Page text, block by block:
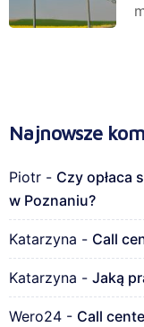
Najnowsze
Piotr - Czy opłaca
w Poznaniu?
Katarzyna - Call
Katarzyna - Jaką
Wero24 - Call